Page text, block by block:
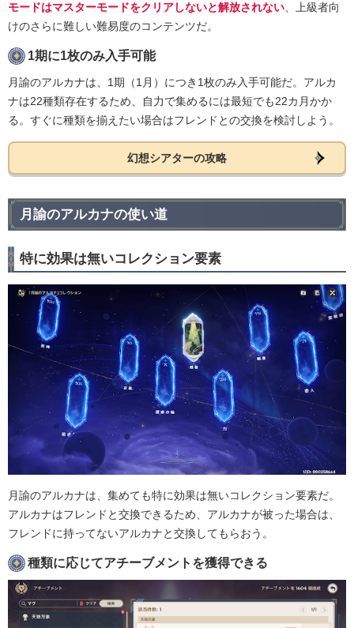
モードはマスターモードをクリアしないと解放されない 、上級者向
けのさらに難しい難易度のコンテンツだ。
1期に1枚のみ入手可能
月諭のアルカナは、1期（1月）につき1枚のみ入手可能だ。アルカ
ナは22種類存在するため、自力で集めるには最短でも22カ月かか
る。すぐに種類を揃えたい場合はフレンドとの交換を検討しよう。
幻想シアターの攻略
月諭のアルカナの使い道
特に効果は無いコレクション要素
月諭のアルカナは、集めても特に効果は無いコレクション要素だ。
アルカナはフレンドと交換できるため、アルカナが被った場合は、
フレンドに持ってないアルカナと交換してもらおう。
種類に応じてアチーブメントを獲得できる